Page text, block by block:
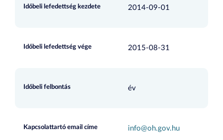
Időbeli lefedettség kezdete 2014-09-01
Időbeli lefedettség vége 2015-08-31
Időbeli felbontás év
Kapcsolattartó email címe info@oh.gov.hu